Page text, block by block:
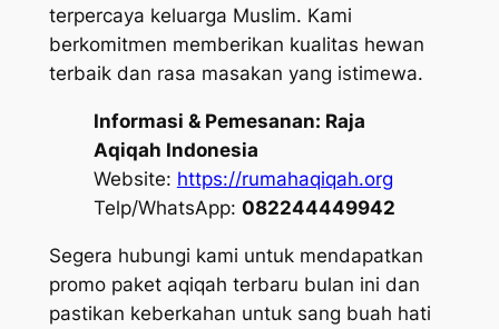
terpercaya keluarga Muslim. Kami
berkomitmen memberikan kualitas hewan
terbaik dan rasa masakan yang istimewa.
Informasi & Pemesanan: Raja
Aqiqah Indonesia
Website: https://rumahaqiqah.org
Telp/WhatsApp: 082244449942
Segera hubungi kami untuk mendapatkan
promo paket aqiqah terbaru bulan ini dan
pastikan keberkahan untuk sang buah hati